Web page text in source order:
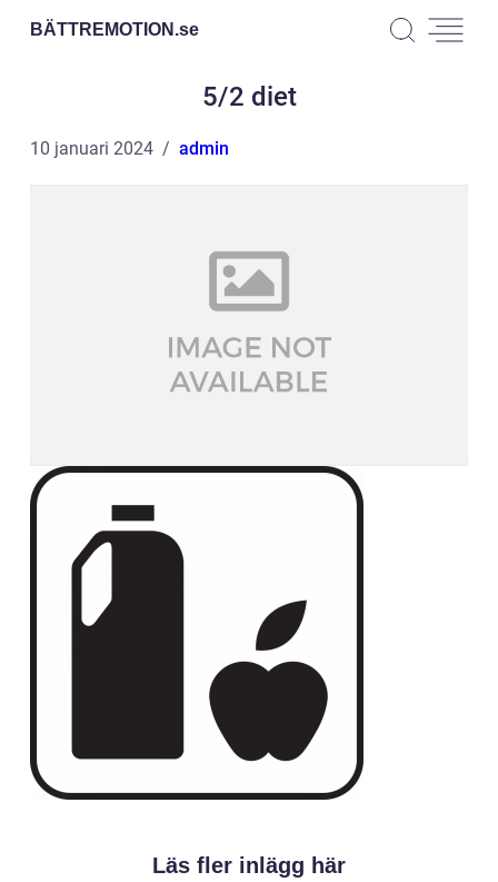
BÄTTREMOTION.se
5/2 diet
10 januari 2024 admin
Läs fler inlägg här